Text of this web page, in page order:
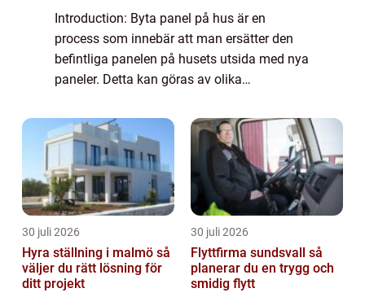
Introduction: Byta panel på hus är en
process som innebär att man ersätter den
befintliga panelen på husets utsida med nya
paneler. Detta kan göras av olika
husets utseende, öka dess värde eller
åtgärda ska...
30 juli 2026
Hyra ställning i malmö så
väljer du rätt lösning för
ditt projekt
30 juli 2026
Flyttfirma sundsvall så
planerar du en trygg och
smidig flytt